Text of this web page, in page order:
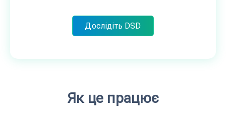
Дослідіть DSD
Як це працює